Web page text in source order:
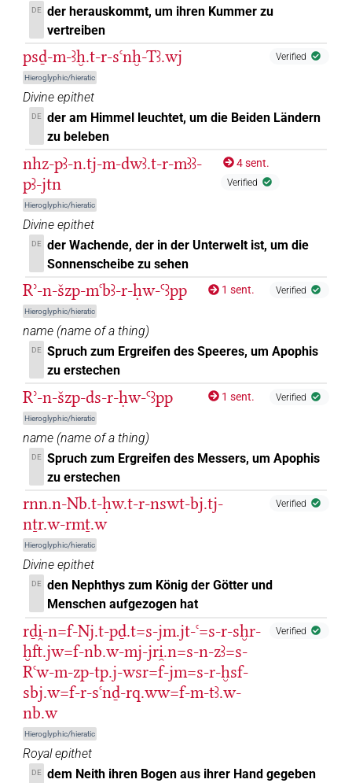
DE
der herauskommt, um ihren Kummer zu
vertreiben
psḏ-m-ꜣḫ.t-r-sꜥnḫ-Tꜣ.wj
Hieroglyphic/hieratic
Verified
Divine epithet
DE der am Himmel leuchtet, um die Beiden Ländern
zu beleben
nhz-pꜣ-n.tj-m-dwꜣ.t-r-mꜣꜣ-
pꜣ-jtn
Hieroglyphic/hieratic
4 sent.
Verified
Divine epithet
DE der Wachende, der in der Unterwelt ist, um die
Sonnenscheibe zu sehen
Rʾ-n-šzp-mꜥbꜣ-r-ḥw-Ꜥꜣpp
Hieroglyphic/hieratic
1 sent. Verified
name (name of a thing)
DE Spruch zum Ergreifen des Speeres, um Apophis
zu erstechen
Rʾ-n-šzp-ds-r-ḥw-Ꜥꜣpp
Hieroglyphic/hieratic
1 sent. Verified
name (name of a thing)
DE Spruch zum Ergreifen des Messers, um Apophis
zu erstechen
rnn.n-Nb.t-ḥw.t-r-nswt-bj.tj-
nṯr.w-rmṯ.w
Hieroglyphic/hieratic
Verified
Divine epithet
DE den Nephthys zum König der Götter und
Menschen aufgezogen hat
rḏi̯-n=f-Nj.t-pḏ.t=s-jm.jt-ꜥ=s-r-sḫr-
ḫft.jw=f-nb.w-mj-jri̯.n=s-n-zꜣ=s-
Rꜥw-m-zp-tp.j-wsr=f-jm=s-r-ḫsf-
sbj.w=f-r-sꜥnḏ-rq.ww=f-m-tꜣ.w-
nb.w
Hieroglyphic/hieratic
Verified
Royal epithet
DE dem Neith ihren Bogen aus ihrer Hand gegeben